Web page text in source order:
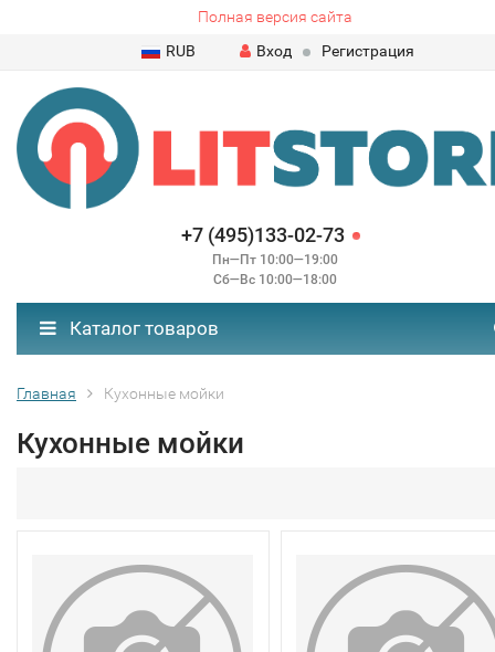
Полная версия сайта
RUB
Вход Регистрация
+7 (495)133-02-73
Пн—Пт 10:00—19:00
Сб—Вс 10:00—18:00
Каталог товаров
Главная Кухонные мойки
Кухонные мойки